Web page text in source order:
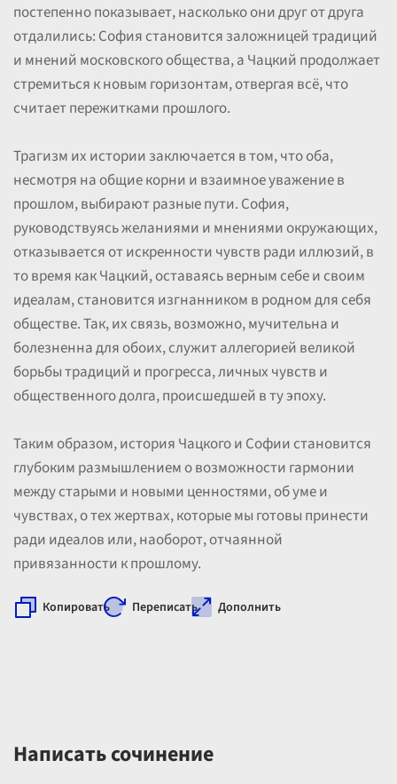
постепенно показывает, насколько они друг от друга
отдалились: София становится заложницей традиций
и мнений московского общества, а Чацкий продолжает
стремиться к новым горизонтам, отвергая всё, что
считает пережитками прошлого.
Трагизм их истории заключается в том, что оба,
несмотря на общие корни и взаимное уважение в
прошлом, выбирают разные пути. София,
руководствуясь желаниями и мнениями окружающих,
отказывается от искренности чувств ради иллюзий, в
то время как Чацкий, оставаясь верным себе и своим
идеалам, становится изгнанником в родном для себя
обществе. Так, их связь, возможно, мучительна и
болезненна для обоих, служит аллегорией великой
борьбы традиций и прогресса, личных чувств и
общественного долга, происшедшей в ту эпоху.
Таким образом, история Чацкого и Софии становится
глубоким размышлением о возможности гармонии
между старыми и новыми ценностями, об уме и
чувствах, о тех жертвах, которые мы готовы принести
ради идеалов или, наоборот, отчаянной
привязанности к прошлому.
Копировать Переписать Дополнить
Написать сочинение